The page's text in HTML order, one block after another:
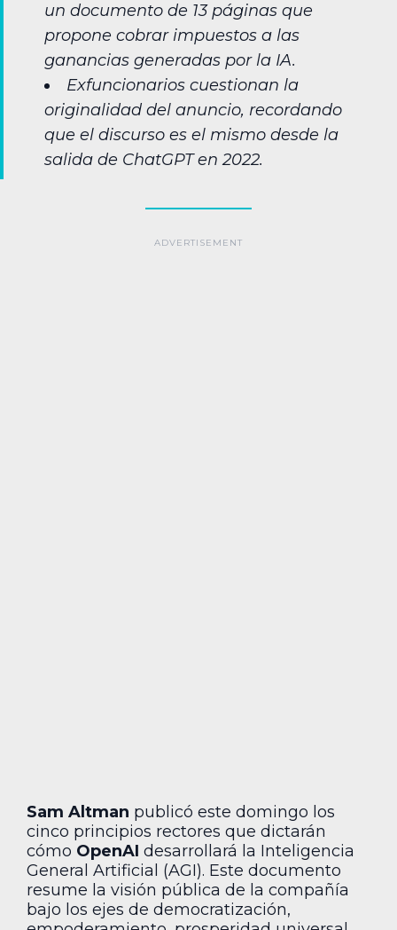
un documento de 13 páginas que
propone cobrar impuestos a las
ganancias generadas por la IA.
Exfuncionarios cuestionan la
originalidad del anuncio, recordando
que el discurso es el mismo desde la
salida de ChatGPT en 2022.
Sam Altman publicó este domingo los
cinco principios rectores que dictarán
cómo OpenAI desarrollará la Inteligencia
General Artificial (AGI). Este documento
resume la visión pública de la compañía
bajo los ejes de democratización,